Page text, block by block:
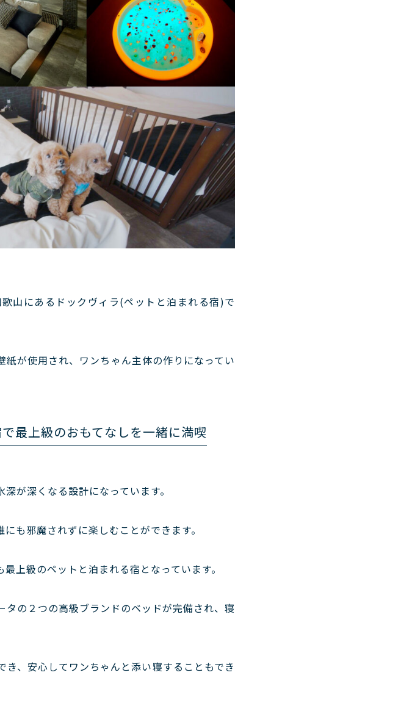
歌山にあるドックヴィラ(ペットと泊まれる宿)で
が使用され、ワンちゃん主体の作りになってい
最上級のおもてなしを一緒に満喫
が深くなる設計になっています。
も邪魔されずに楽しむことができます。
上級のペットと泊まれる宿となっています。
の２つの高級ブランドのベッドが完備され、寝
、安心してワンちゃんと添い寝することもでき